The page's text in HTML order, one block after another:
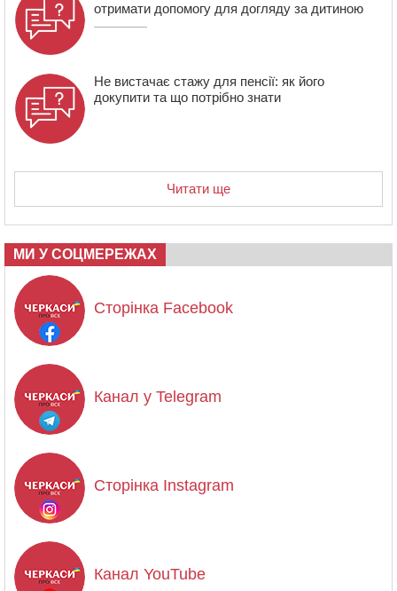
отримати допомогу для догляду за дитиною
Не вистачає стажу для пенсії: як його
докупити та що потрібно знати
Читати ще
МИ У СОЦМЕРЕЖАХ
Сторінка Facebook
Канал у Telegram
Сторінка Instagram
Канал YouTube